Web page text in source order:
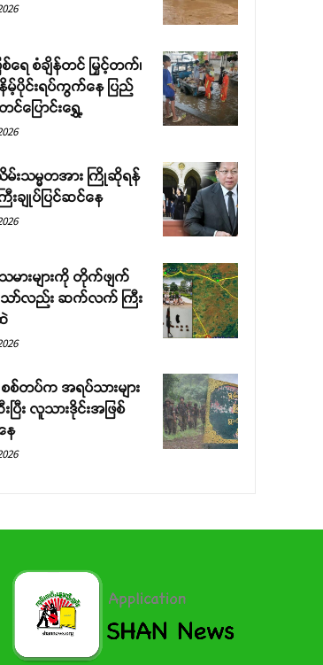
စ်ရေ စံချိန်တင် မြှင့်တက်၊
မ့်ပိုင်းရပ်ကွက်နေ ပြည်
င်ပြောင်းရွှေ့
းသမ္မတအား ကြိုဆိုရန်
းချုပ်ပြင်ဆင်နေ
သမားများကို တိုက်ဖျက်
ော်လည်း ဆက်လက် ကြီး
စ်တပ်က အရပ်သားများ
ပြီး လူသားဒိုင်းအဖြစ်
ေ